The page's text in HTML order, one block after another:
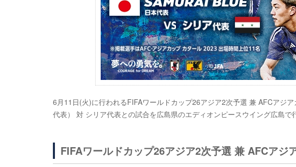
6月11日(火)に行われるFIFAワールドカップ26アジア2次予選 兼 AFCアジ
代表） 対 シリア代表との試合を広島県のエディオンピースウイング広島で
FIFAワールドカップ26アジア2次予選 兼 AFCアジ